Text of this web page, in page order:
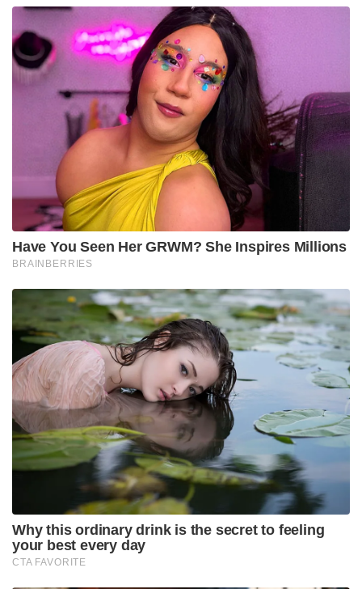
‘पोन्नियिन सेलवन: 1’ के सेट पर मणिरत्नम
मणिरत्नम भी यही सिफारिश कर रहे हैं। जिन लोगों ने किताबें
नहीं पढ़ी हैं, उनके लिए उनका संदेश ऐसा लगता है: ‘आपको
चिंता करने की ज़रूरत नहीं है, वैसे भी फिल्म का आनंद लें।’
किताब को भूल जाइए, उन्होंने अपने अभिनेताओं से भी कहा,
और फिल्म बनाने की प्रक्रिया पर भरोसा किया। पढ़ना
ज़रूरी नहीं हैपोन्नियिन सेल्वान पर्यवेक्षण करना PS1! वह
लोगों को सलाह देता दिख रहा है
फिल्म को चोलों की
चमत्कारिक दुनिया से परिचित कराने के लिए; फिल्म को उनकी
यात्रा का मार्गदर्शन करने की अनुमति दें, इस ब्लॉकबस्टर का
अनुभव करें जैसा कि वे किसी भी अन्य करते हैं, उन्होंने जो पढ़ा
है या नहीं पढ़ा है (यदि यह संभव है, वास्तव में) के सामान के
बिना। इस अवतार में कोई संदेह नहीं है, फिल्म कला का अपना
काम बन जाती है – जो उस पर आधारित है – लेकिन उस
पुस्तक से प्रभावित नहीं होती है।
बिल्कुल वैसा ही जैसा तीसरी फिल्म हैहैरी पॉटरश्रृंखला थी।
अल्फ्रेड क्वारोन काहैरी पॉटर और अज़्काबान का कैदी
वास्तव में कला का एक काम था जो किताब के बराबर या उससे
भी बेहतर था; जेके राउलिंग से बेहतर प्रदर्शन करने का कोई
मतलब नहीं है। या उस बात के लिए, फ्रांसिस फोर्ड कोपोला ने
मारियो पूजो के साथ इतनी आसानी से क्या कियाधर्म-पिता
श्रृंखला, अन्य लोगों के बीच मार्लन ब्रैंडो और अल पचिनो द्वारा
सहायता प्राप्त। जबकि स्ट्रीमिंग प्लेटफॉर्म शो में यह आसान